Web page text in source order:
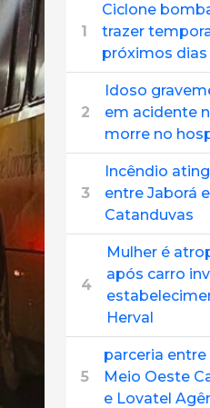
1
Ciclone
trazer
próximos dias
2
Idoso
em acidente
morre no
3
Incêndio
entre Jaborá e
Catanduvas
4
Mulher é
após carro
Herval
5
parceria
Meio Oeste
e Lovatel